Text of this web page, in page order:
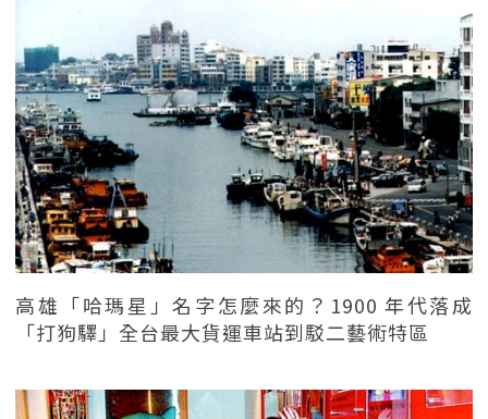
高雄「哈瑪星」名字怎麼來的？1900 年代落成
「打狗驛」全台最大貨運車站到駁二藝術特區